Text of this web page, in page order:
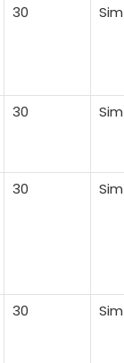
30 Sim
30 Sim
30 Sim
30 Sim